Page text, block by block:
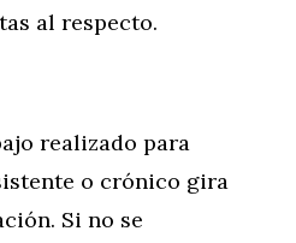
al respecto.
realizado para
o crónico gira
Si no se